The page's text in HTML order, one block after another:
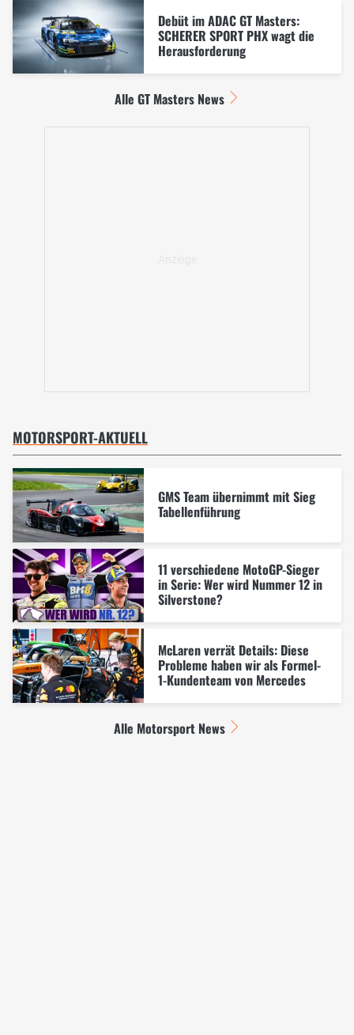
Debüt im ADAC GT Masters:
SCHERER SPORT PHX wagt die
Herausforderung
Alle GT Masters News
MOTORSPORT-AKTUELL
GMS Team übernimmt mit Sieg
Tabellenführung
11 verschiedene MotoGP-Sieger
in Serie: Wer wird Nummer 12 in
Silverstone?
McLaren verrät Details: Diese
Probleme haben wir als Formel-
1-Kundenteam von Mercedes
Alle Motorsport News